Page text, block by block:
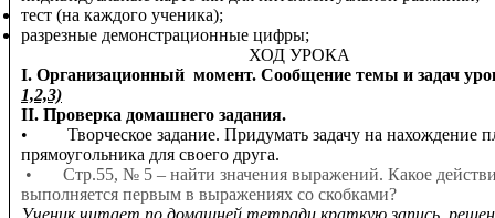
тест (на каждого ученика);
разрезные демонстрационные цифры;
ХОД УРОКА
I. Организационный момент. Сообщение темы и задач
1,2,3)
II. Проверка домашнего задания.
• Творческое задание. Придумать задачу на нахождение
прямоугольника для своего друга.
• Стр.55, № 5 – найти значения выражений. Какое
выполняется первым в выражениях со скобками?
Ученик читает по домашней тетради краткую запись,